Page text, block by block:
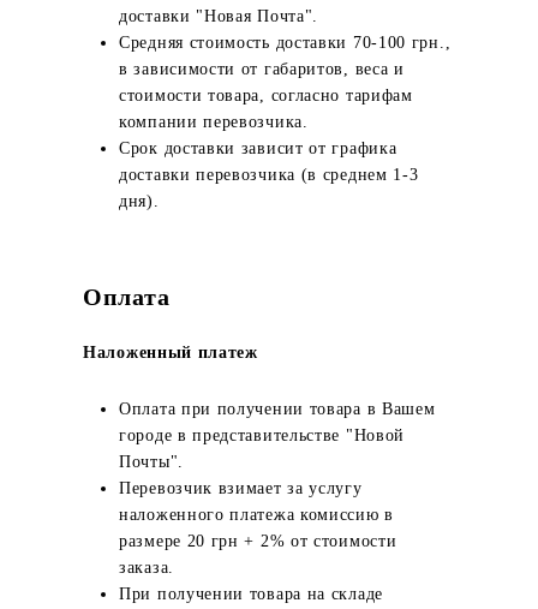
доставки "Новая Почта".
Средняя стоимость доставки 70-100 грн.,
в зависимости от габаритов, веса и
стоимости товара, согласно тарифам
компании перевозчика.
Срок доставки зависит от графика
доставки перевозчика (в среднем 1-3
дня).
Оплата
Наложенный платеж
Оплата при получении товара в Вашем
городе в представительстве "Новой
Почты".
Перевозчик взимает за услугу
наложенного платежа комиссию в
размере 20 грн + 2% от стоимости
заказа.
При получении товара на складе